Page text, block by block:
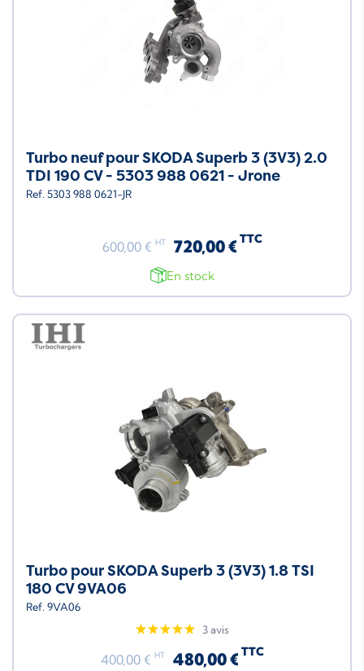
Turbo neuf pour SKODA Superb 3 (3V3) 2.0
TDI 190 CV - 5303 988 0621 - Jrone
Ref. 5303 988 0621-JR
600,00 € HT 720,00 € TTC
En stock
Turbo pour SKODA Superb 3 (3V3) 1.8 TSI
180 CV 9VA06
Ref. 9VA06
3 avis
400,00 € HT 480,00 € TTC